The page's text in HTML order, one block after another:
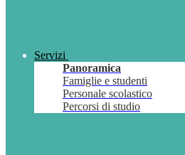
Servizi
Panoramica
Famiglie e studenti
Personale scolastico
Percorsi di studio